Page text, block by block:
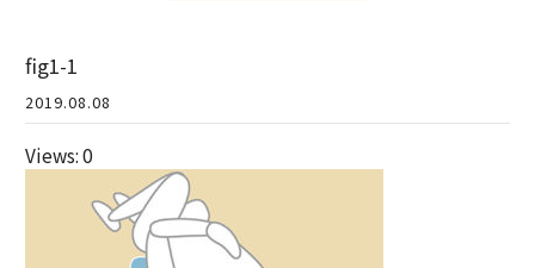
fig1-1
2019.08.08
Views: 0